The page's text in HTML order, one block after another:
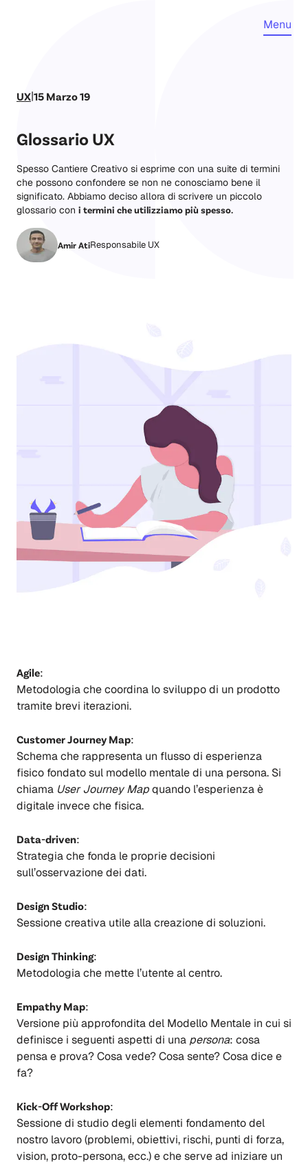
Menu
UX|15 Marzo 19
Glossario UX
Spesso Cantiere Creativo si esprime con una suite di termini
che possono confondere se non ne conosciamo bene il
significato. Abbiamo deciso allora di scrivere un piccolo
glossario con i termini che utilizziamo più spesso.
Amir AtiResponsabile UX
Agile:
Metodologia che coordina lo sviluppo di un prodotto
tramite brevi iterazioni.
Customer Journey Map:
Schema che rappresenta un flusso di esperienza
fisico fondato sul modello mentale di una persona. Si
chiama User Journey Mapquando l’esperienza è
digitale invece che fisica.
Data-driven:
Strategia che fonda le proprie decisioni
sull’osservazione dei dati.
Design Studio:
Sessione creativa utile alla creazione di soluzioni.
Design Thinking:
Metodologia che mette l’utente al centro.
Empathy Map:
Versione più approfondita del Modello Mentale in cui si
definisce i seguenti aspetti di una persona: cosa
pensa e prova? Cosa vede? Cosa sente? Cosa dice e
fa?
Kick-Off Workshop:
Sessione di studio degli elementi fondamento del
nostro lavoro (problemi, obiettivi, rischi, punti di forza,
vision, proto-persona, ecc.) e che serve ad iniziare un